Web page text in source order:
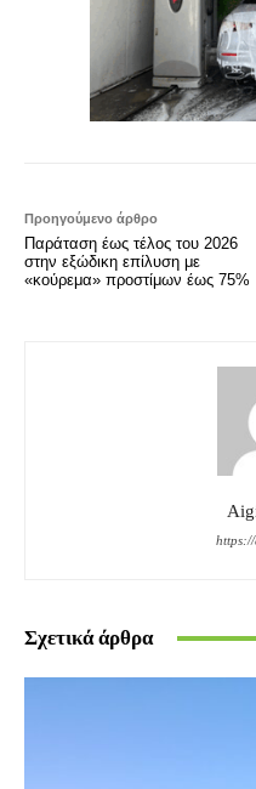
Προηγούμενο άρθρο
Παράταση έως τέλος του 2026
στην εξώδικη επίλυση με
«κούρεμα» προστίμων έως 75%
Σχετικά άρθρα